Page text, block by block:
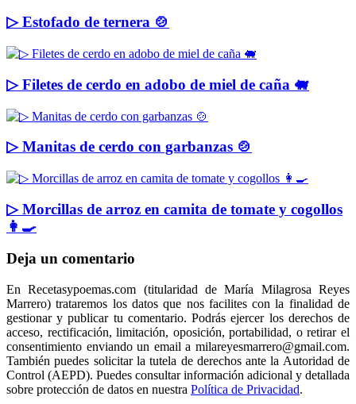
▷ Estofado de ternera 🍲
▷ Filetes de cerdo en adobo de miel de caña 🐖
▷ Manitas de cerdo con garbanzas 🍲
▷ Morcillas de arroz en camita de tomate y cogollos
👩‍🍳
Deja un comentario
En Recetasypoemas.com (titularidad de María Milagrosa Reyes
Marrero) trataremos los datos que nos facilites con la finalidad de
gestionar y publicar tu comentario. Podrás ejercer los derechos de
acceso, rectificación, limitación, oposición, portabilidad, o retirar el
consentimiento enviando un email a milareyesmarrero@gmail.com.
También puedes solicitar la tutela de derechos ante la Autoridad de
Control (AEPD). Puedes consultar información adicional y detallada
sobre protección de datos en nuestra Política de Privacidad.